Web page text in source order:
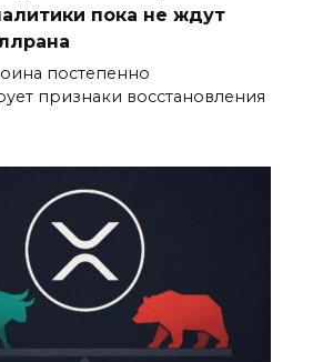
пока не ждут
постепенно
признаки восстановления